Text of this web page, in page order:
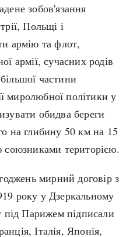
зобов'язання
Польщі і
армію та флот,
армії, сучасних родів
частини
миролюбної політики у
обидва береги
на глибину 50 км на 15
союзниками територією.
мирний договір з
року у Дзеркальному
під Парижем підписали
Італія, Японія,